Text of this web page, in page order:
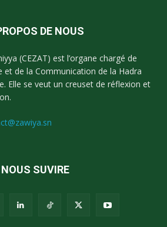
DE NOUS
(CEZAT) est l’organe chargé de
et de la Communication de la Hadra
Elle se veut un creuset de réflexion et
NOUS SUVIRE